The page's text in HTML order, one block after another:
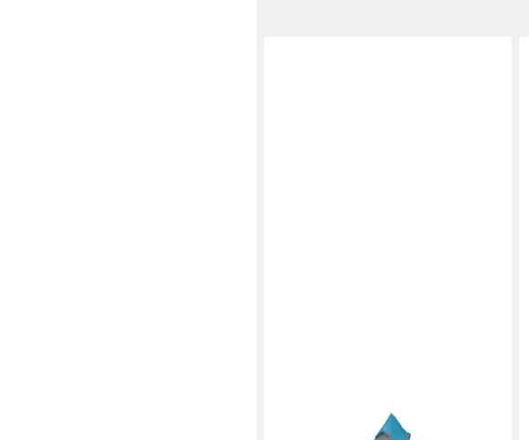
Tipi-Zelt Tipi-Campingzelt 7